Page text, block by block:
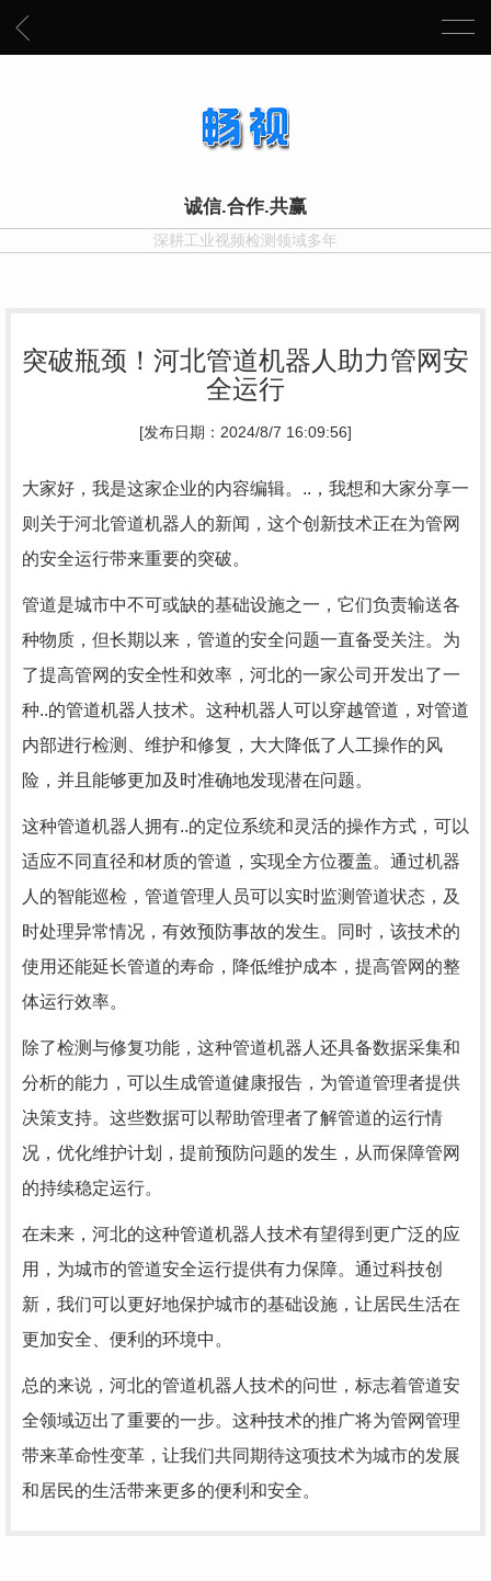
诚信.合作.共赢
深耕工业视频检测领域多年
突破瓶颈！河北管道机器人助力管网安
全运行
[发布日期：2024/8/7 16:09:56]
大家好，我是这家企业的内容编辑。..，我想和大家分享一
则关于河北管道机器人的新闻，这个创新技术正在为管网
的安全运行带来重要的突破。
管道是城市中不可或缺的基础设施之一，它们负责输送各
种物质，但长期以来，管道的安全问题一直备受关注。为
了提高管网的安全性和效率，河北的一家公司开发出了一
种..的管道机器人技术。这种机器人可以穿越管道，对管道
内部进行检测、维护和修复，大大降低了人工操作的风
险，并且能够更加及时准确地发现潜在问题。
这种管道机器人拥有..的定位系统和灵活的操作方式，可以
适应不同直径和材质的管道，实现全方位覆盖。通过机器
人的智能巡检，管道管理人员可以实时监测管道状态，及
时处理异常情况，有效预防事故的发生。同时，该技术的
使用还能延长管道的寿命，降低维护成本，提高管网的整
体运行效率。
除了检测与修复功能，这种管道机器人还具备数据采集和
分析的能力，可以生成管道健康报告，为管道管理者提供
决策支持。这些数据可以帮助管理者了解管道的运行情
况，优化维护计划，提前预防问题的发生，从而保障管网
的持续稳定运行。
在未来，河北的这种管道机器人技术有望得到更广泛的应
用，为城市的管道安全运行提供有力保障。通过科技创
新，我们可以更好地保护城市的基础设施，让居民生活在
更加安全、便利的环境中。
总的来说，河北的管道机器人技术的问世，标志着管道安
全领域迈出了重要的一步。这种技术的推广将为管网管理
带来革命性变革，让我们共同期待这项技术为城市的发展
和居民的生活带来更多的便利和安全。